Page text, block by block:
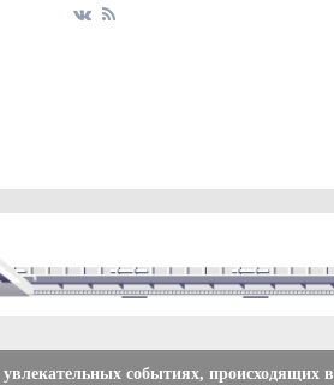
событиях, происходящих в